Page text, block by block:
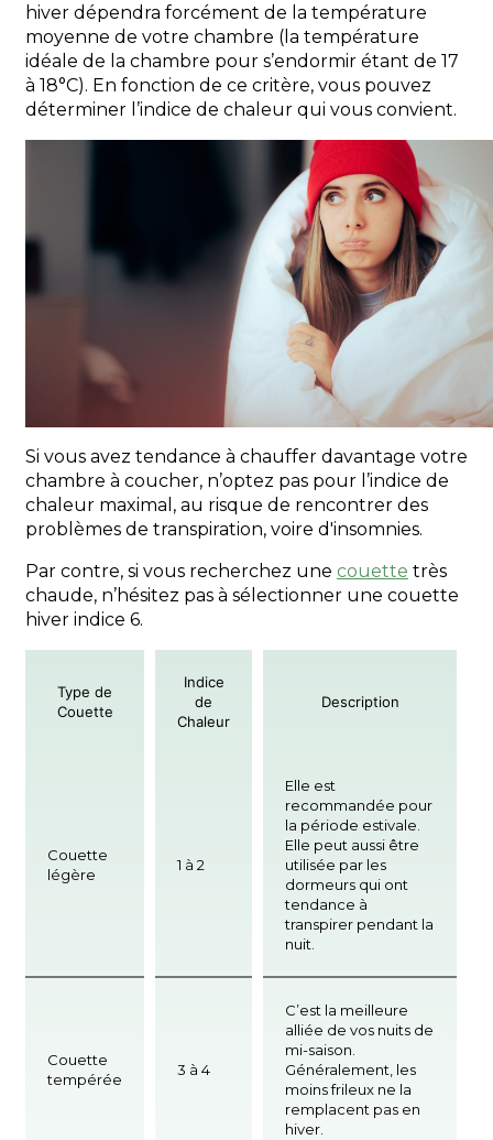
hiver dépendra forcément de la température
moyenne de votre chambre ( la température
idéale de la chambre pour s’endormir étant de 17
à 18°C). En fonction de ce critère, vous pouvez
déterminer l’indice de chaleur qui vous convient.
Si vous avez tendance à chauffer davantage votre
chambre à coucher, n’optez pas pour l’indice de
chaleur maximal, au risque de rencontrer des
problèmes de transpiration, voire d'insomnies.
Par contre, si vous recherchez une couette très
chaude, n’hésitez pas à sélectionner une couette
hiver indice 6.
Type de
Couette
Indice
de
Chaleur
Description
Couette
légère
1 à 2
Elle est
recommandée pour
la période estivale.
Elle peut aussi être
utilisée par les
dormeurs qui ont
tendance à
transpirer pendant la
nuit.
Couette
tempérée
3 à 4
C’est la meilleure
alliée de vos nuits de
mi-saison.
Généralement, les
moins frileux ne la
remplacent pas en
hiver.